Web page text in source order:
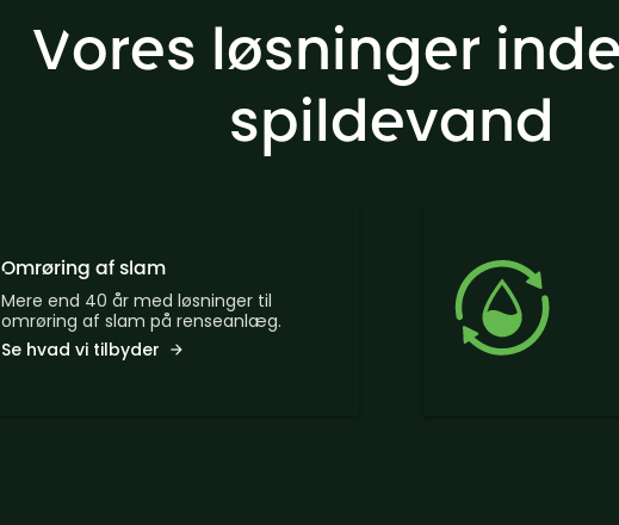
Vores løsninger
spildevand
Omrøring af slam
Mere end 40 år med løsninger til
omrøring af slam på renseanlæg.
Se hvad vi tilbyder